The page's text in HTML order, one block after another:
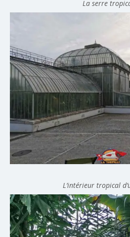
La serre
L’intérieur tropical